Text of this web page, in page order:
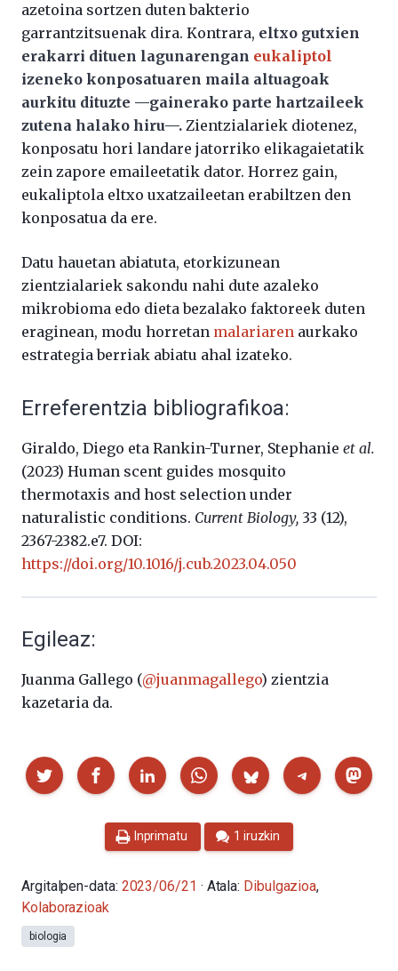
azetoina sortzen duten bakterio
garrantzitsuenak dira. Kontrara, eltxo gutxien
erakarri dituen lagunarengan eukaliptol
izeneko konposatuaren maila altuagoak
aurkitu dituzte —gainerako parte hartzaileek
zutena halako hiru—. Zientzialariek diotenez,
konposatu hori landare jatorriko elikagaietatik
zein zapore emaileetatik dator. Horrez gain,
eukaliptola eltxo uxatzaileetan erabiltzen den
konposatua da ere.
Datu hauetan abiatuta, etorkizunean
zientzialariek sakondu nahi dute azaleko
mikrobioma edo dieta bezalako faktoreek duten
eraginean, modu horretan malariaren aurkako
estrategia berriak abiatu ahal izateko.
Erreferentzia bibliografikoa:
Giraldo, Diego eta Rankin-Turner, Stephanie et al.
(2023) Human scent guides mosquito
thermotaxis and host selection under
naturalistic conditions. Current Biology, 33 (12),
2367-2382.e7. DOI:
https://doi.org/10.1016/j.cub.2023.04.050
Egileaz:
Juanma Gallego (@juanmagallego) zientzia
kazetaria da.
Partekatu
Inprimatu 1 iruzkin
Argitalpen-data: 2023/06/21 · Atala: Dibulgazioa,
Kolaborazioak
biologia